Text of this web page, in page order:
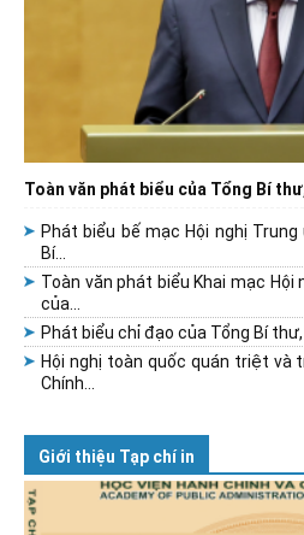
Toàn văn phát biểu của Tổng Bí
Phát biểu bế mạc Hội nghị
Bí...
Toàn văn phát biểu Khai mạc Hội
của...
Phát biểu chỉ đạo của Tổng Bí
Hội nghị toàn quốc quán triệt và
Chính...
Giới thiệu Tạp chí in